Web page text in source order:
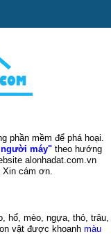
phần mềm để phá hoại.
máy"theo hướng
alonhadat.com.vn
Xin cám ơn.
hổ, mèo, ngựa, thỏ, trâu,
vật được khoanh màu